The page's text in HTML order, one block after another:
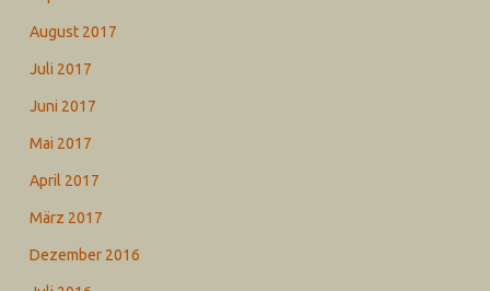
August 2017
Juli 2017
Juni 2017
Mai 2017
April 2017
März 2017
Dezember 2016